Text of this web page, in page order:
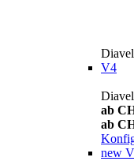
Diavel
V4
ab
ab
new